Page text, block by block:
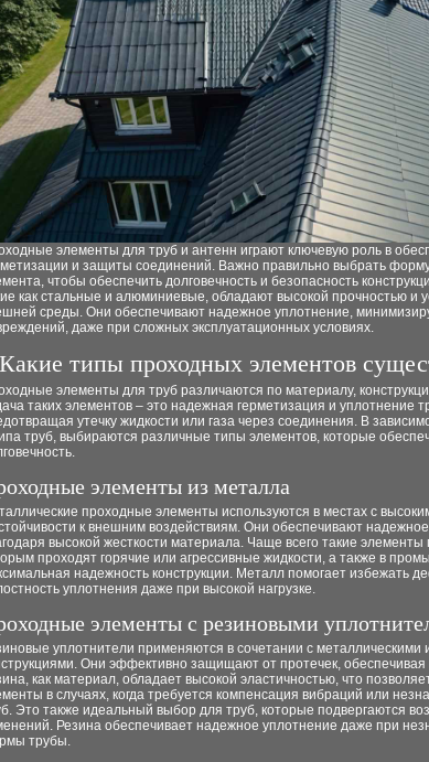
элементы для труб и антенн играют ключевую роль в
и защиты соединений. Важно правильно выбрать
чтобы обеспечить долговечность и безопасность
как стальные и алюминиевые, обладают высокой прочностью и
среды. Они обеспечивают надежное уплотнение,
даже при сложных эксплуатационных условиях.
Какие типы проходных элементов
элементы для труб различаются по материалу,
таких элементов – это надежная герметизация и уплотнение
утечку жидкости или газа через соединения. В
труб, выбираются различные типы элементов, которые
элементы из металла
проходные элементы используются в местах с
к внешним воздействиям. Они обеспечивают
высокой жесткости материала. Чаще всего такие
проходят горячие или агрессивные жидкости, а также в
надежность конструкции. Металл помогает избежать
уплотнения даже при высокой нагрузке.
элементы с резиновыми
уплотнители применяются в сочетании с металлическими
Они эффективно защищают от протечек, обеспечивая
как материал, обладает высокой эластичностью, что
в случаях, когда требуется компенсация вибраций или
Это также идеальный выбор для труб, которые подвергаются
Резина обеспечивает надежное уплотнение даже при
трубы.